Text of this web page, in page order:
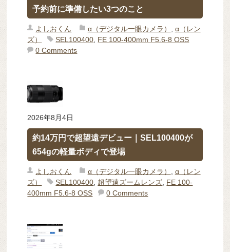
予約前に準備したい3つのこと
よしおくん α（デジタル一眼カメラ）
α（レン
ズ）
SEL100400 FE 100-400mm F5.6-8 OSS
0 Comments
2026年8月4日
約14万円で超望遠デビュー｜SEL100400が
654gの軽量ボディで登場
よしおくん α（デジタル一眼カメラ）
α（レン
ズ）
SEL100400 超望遠ズームレンズ FE 100-
400mm F5.6-8 OSS
0 Comments